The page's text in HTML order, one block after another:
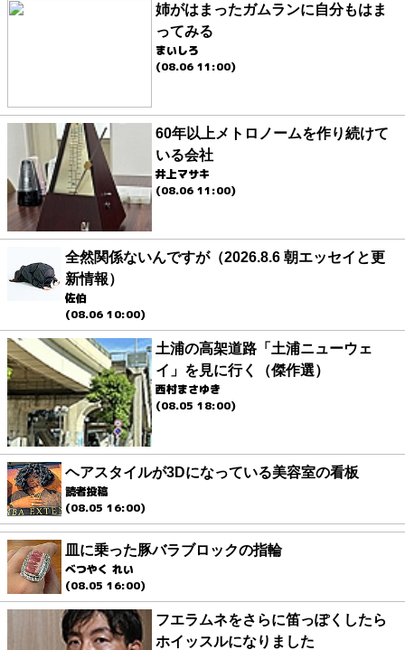
姉がはまったガムランに自分もはま
ってみる
まいしろ
(08.06 11:00)
60年以上メトロノームを作り続けて
いる会社
井上マサキ
(08.06 11:00)
全然関係ないんですが（2026.8.6 朝エッセイと更
新情報）
佐伯
(08.06 10:00)
土浦の高架道路「土浦ニューウェ
イ」を見に行く（傑作選）
西村まさゆき
(08.05 18:00)
ヘアスタイルが3Dになっている美容室の看板
読者投稿
(08.05 16:00)
皿に乗った豚バラブロックの指輪
べつやく れい
(08.05 16:00)
フエラムネをさらに笛っぽくしたら
ホイッスルになりました